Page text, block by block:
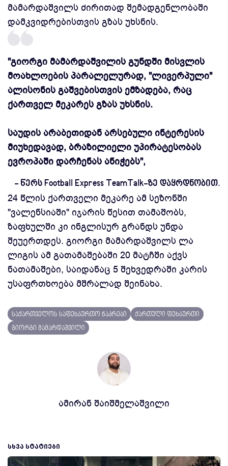
მამარდაშვილს ძირითად შემადგენლობაში
დამკვიდრებისთვის გზას უხსნის.
"გიორგი მამარდაშვილის გუნდში მისვლის
მოახლოების პარალელურად, "ლივერპული"
ალისონის გაშვებისთვის ემზადება, რაც
ქართველ მეკარეს გზას უხსნის.
საუდის არაბეთიდან არსებული ინტერესის
მიუხედავად, ბრაზილიელი უპირატესობას
ევროპაში დარჩენას ანიჭებს",
- წერს Football Express TeamTalk-ზე დაყრდნობით.
24 წლის ქართველი მეკარე ამ სეზონში
"ვალენსიაში" იჯარის წესით თამაშობს,
ზაფხულში კი ინგლისურ გრანდს უნდა
შეუერთდეს. გიორგი მამარდაშვილს ლა
ლიგის ამ გათამაშებაში 20 მატჩში აქვს
ნათამაშები, საიდანაც 5 შეხვედრაში კარის
უსაფრთხოება მშრალად შეინახა.
საქართველოს საფეხბურთო ნაკრები
ქართული ფეხბურთი
გიორგი მამარდაშვილი
ამირან შაიშმელაშვილი
ᲡᲮᲕᲐ ᲡᲢᲐᲢᲘᲔᲑᲘ